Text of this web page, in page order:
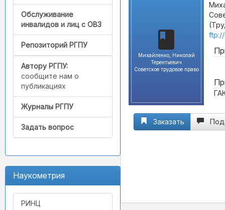
Обслуживание
инвалидов и лиц с ОВЗ
Репозиторий РГПУ
Автору РГПУ:
сообщите нам о
публикациях
Журналы РГПУ
Задать вопрос
Наукометрия
РИНЦ
Михайленко, Николай
Терентьевич
Советское трудовое право
Заказать